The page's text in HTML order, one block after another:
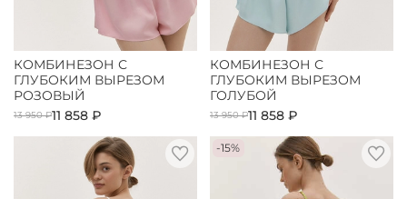
КОМБИНЕЗОН С
ГЛУБОКИМ ВЫРЕЗОМ
РОЗОВЫЙ
13 950 ₽11 858 ₽
КОМБИНЕЗОН С
ГЛУБОКИМ ВЫРЕЗОМ
ГОЛУБОЙ
13 950 ₽11 858 ₽
-15%